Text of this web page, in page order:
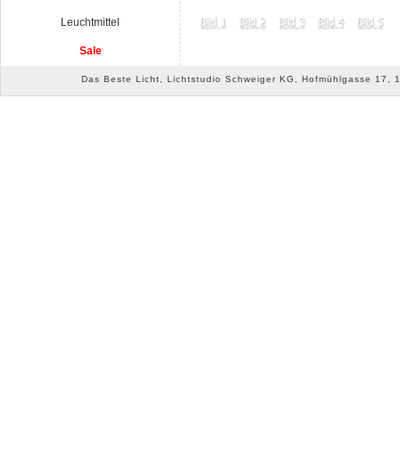
Leuchtmittel
Sale
Das Beste Licht, Lichtstudio Schweiger KG, Hofmühlgasse